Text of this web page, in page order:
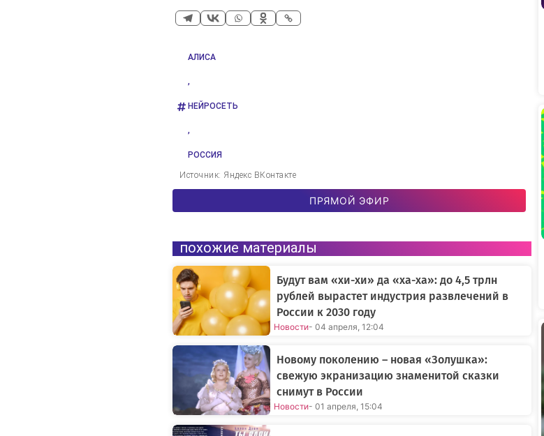
АЛИСА
,
НЕЙРОСЕТЬ
,
РОССИЯ
Источник: Яндекс ВКонтакте
ПРЯМОЙ ЭФИР
похожие материалы
Будут вам «хи-хи» да «ха-ха»: до 4,5 трлн
рублей вырастет индустрия развлечений в
России к 2030 году
Новости- 04 апреля, 12:04
Новому поколению – новая «Золушка»:
свежую экранизацию знаменитой сказки
снимут в России
Новости- 01 апреля, 15:04